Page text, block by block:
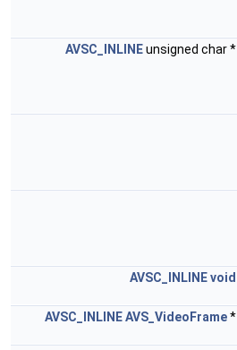
AVSC_INLINEunsigned char *
AVSC_INLINEvoid
AVSC_INLINEAVS_VideoFrame*